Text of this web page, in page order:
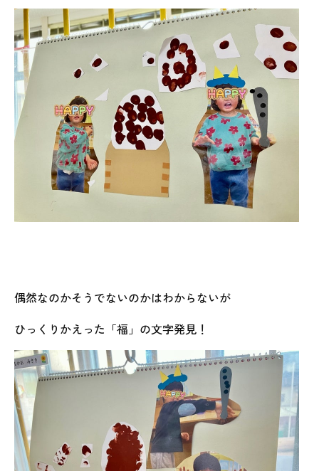
偶然なのかそうでないのかはわからないが
ひっくりかえった「福」の文字発見！